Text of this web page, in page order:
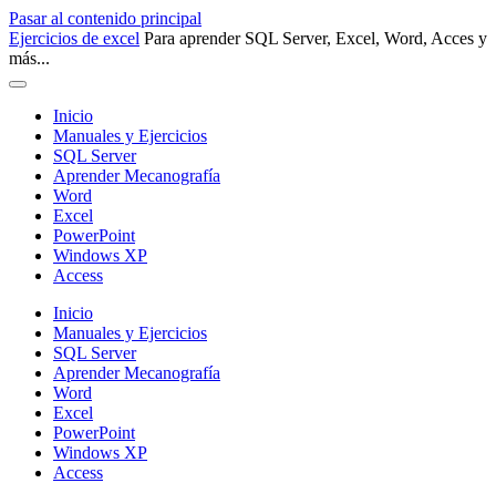
Pasar al contenido principal
Ejercicios de excel Para aprender SQL Server, Excel, Word, Acces y
más...
Inicio
Manuales y Ejercicios
SQL Server
Aprender Mecanografía
Word
Excel
PowerPoint
Windows XP
Access
Inicio
Manuales y Ejercicios
SQL Server
Aprender Mecanografía
Word
Excel
PowerPoint
Windows XP
Access